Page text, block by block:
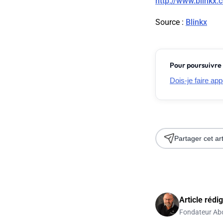
Source : Blinkx
Pour
Dois-je faire
Partager cet
Article
Fondateur